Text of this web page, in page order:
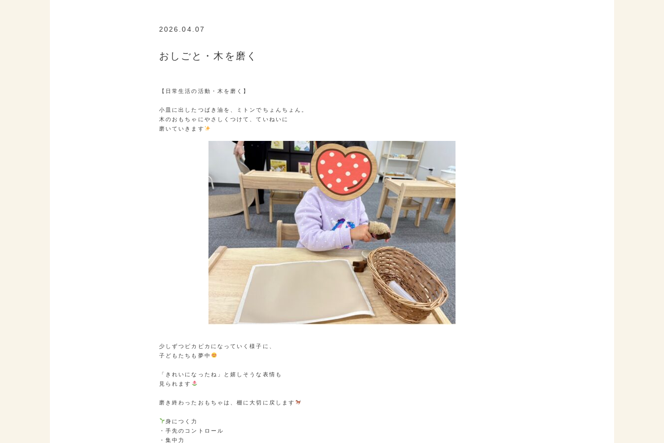
2026.04.07
おしごと・木を磨く
【日常生活の活動・木を磨く】
小皿に出したつばき油を、ミトンでちょんちょん。
木のおもちゃにやさしくつけて、ていねいに
磨いていきます
少しずつピカピカになっていく様子に、
子どもたちも夢中
「きれいになったね」と嬉しそうな表情も
見られます
磨き終わったおもちゃは、棚に大切に戻します
身につく力
・手先のコントロール
・集中力